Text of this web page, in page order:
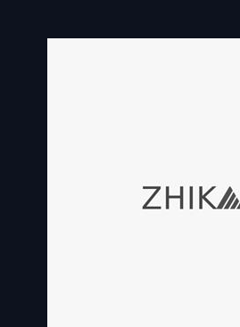
مشکلات تبلیغاتی حوزه دیجیتال،